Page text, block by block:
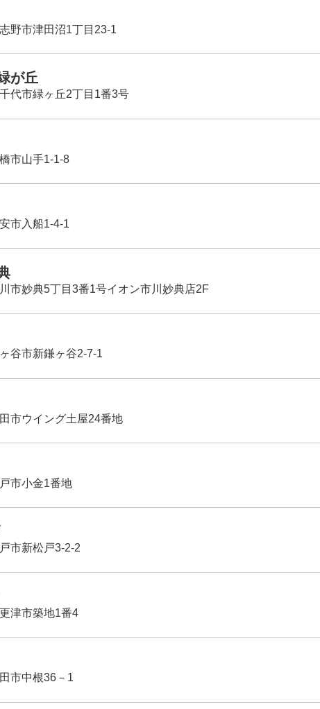
野市津田沼1丁目23-1
が丘
代市緑ヶ丘2丁目1番3号
市山手1-1-8
市入船1-4-1
市妙典5丁目3番1号イオン市川妙典店2F
谷市新鎌ヶ谷2-7-1
市ウイング土屋24番地
市小金1番地
市新松戸3-2-2
津市築地1番4
市中根36－1